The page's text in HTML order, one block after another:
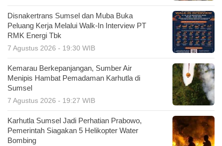
Disnakertrans Sumsel dan Muba Buka
Peluang Kerja Melalui Walk-In Interview PT
RMK Energi Tbk
7 Agustus 2026 - 19:30 WIB
Kemarau Berkepanjangan, Sumber Air
Menipis Hambat Pemadaman Karhutla di
Sumsel
7 Agustus 2026 - 19:27 WIB
Karhutla Sumsel Jadi Perhatian Prabowo,
Pemerintah Siagakan 5 Helikopter Water
Bombing